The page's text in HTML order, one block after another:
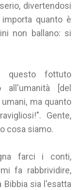
divertendosi
quanto è
non ballano: si
questo fottuto
all'umanità [del
ma quanto
Gente,
cosa siamo.
farci i conti,
fa rabbrividire,
Bibbia sia l'esatta